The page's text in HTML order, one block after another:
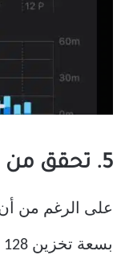
5. تحقق من تخزين IPHONE